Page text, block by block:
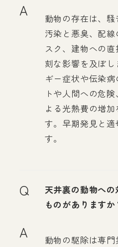
A
動物の存在は、
汚染と悪臭、配線
スク、建物への
刻な影響を及ぼ
ギー症状や伝染
トや人間への危
よる光熱費の増
す。早期発見と
す。
Q
天井裏の動物へ
ものがありますか
A
動物の駆除は専